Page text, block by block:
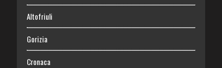
Altofriuli
Gorizia
Cronaca